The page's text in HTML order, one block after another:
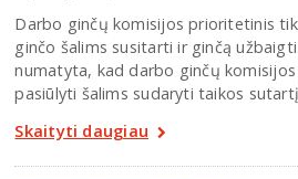
Darbo ginčų komisijos prioritetinis
ginčo šalims susitarti ir ginčą
numatyta, kad darbo ginčų
pasiūlyti šalims sudaryti taikos
Skaityti daugiau